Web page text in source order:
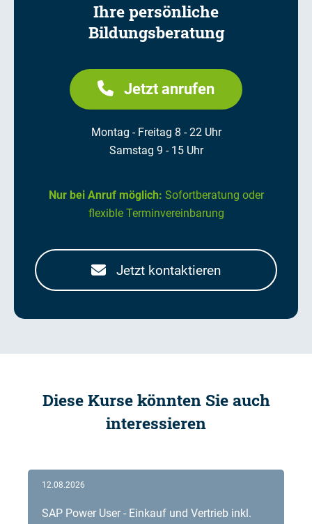
Ihre persönliche
Bildungsberatung
Jetzt anrufen
Montag - Freitag 8 - 22 Uhr
Samstag 9 - 15 Uhr
Nur bei Anruf möglich: Sofortberatung oder
flexible Terminvereinbarung
Jetzt kontaktieren
Diese Kurse könnten Sie auch
interessieren
SAP Power User - Einkauf und Vertrieb inkl.
12.08.2026